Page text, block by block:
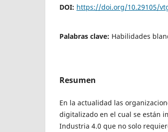
DOI: https://doi.org/10.29105/
Palabras clave: Habilidades
Resumen
En la actualidad las
digitalizado en el cual se están
Industria 4.0 que no solo